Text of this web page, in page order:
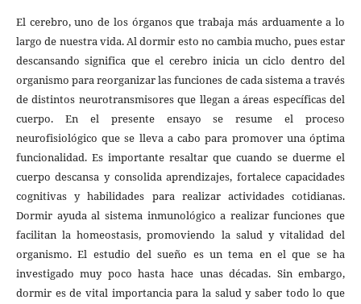
El cerebro, uno de los órganos que trabaja más arduamente a lo
largo de nuestra vida. Al dormir esto no cambia mucho, pues estar
descansando significa que el cerebro inicia un ciclo dentro del
organismo para reorganizar las funciones de cada sistema a través
de distintos neurotransmisores que llegan a áreas específicas del
cuerpo. En el presente ensayo se resume el proceso
neurofisiológico que se lleva a cabo para promover una óptima
funcionalidad. Es importante resaltar que cuando se duerme el
cuerpo descansa y consolida aprendizajes, fortalece capacidades
cognitivas y habilidades para realizar actividades cotidianas.
Dormir ayuda al sistema inmunológico a realizar funciones que
facilitan la homeostasis, promoviendo la salud y vitalidad del
organismo. El estudio del sueño es un tema en el que se ha
investigado muy poco hasta hace unas décadas. Sin embargo,
dormir es de vital importancia para la salud y saber todo lo que